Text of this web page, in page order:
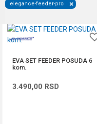
elegance-feeder-pro
EVA SET FEEDER POSUDA 6
kom.
3.490,00 RSD